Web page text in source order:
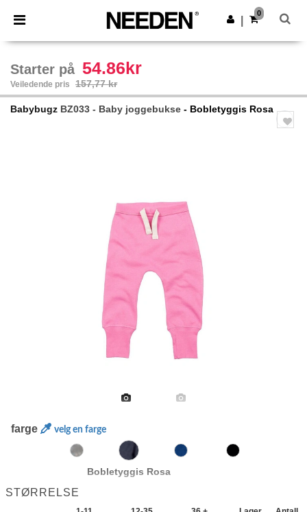
× Needen-app
Bedre priser i appen!
Last ned app
0
Starter på 54.86kr
Veiledende pris 157,77 kr
Babybugz BZ033 - Baby joggebukse - Bobletyggis Rosa
farge velg en farge
Bobletyggis Rosa
STØRRELSE